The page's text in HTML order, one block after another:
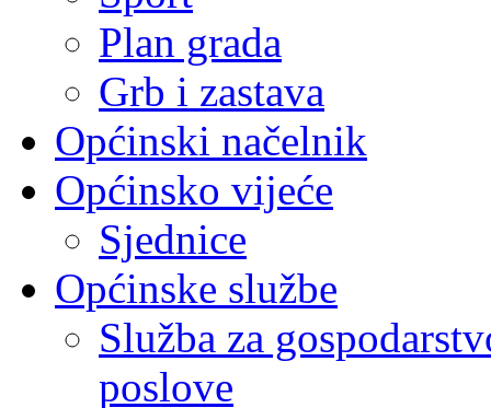
Plan grada
Grb i zastava
Općinski načelnik
Općinsko vijeće
Sjednice
Općinske službe
Služba za
poslove